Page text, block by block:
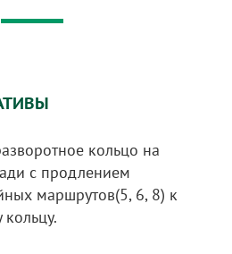
кольцо на
с продлением
маршрутов(5, 6, 8) к